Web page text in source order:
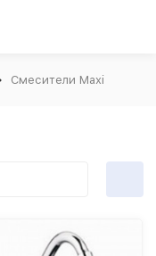
Смесители Maxi